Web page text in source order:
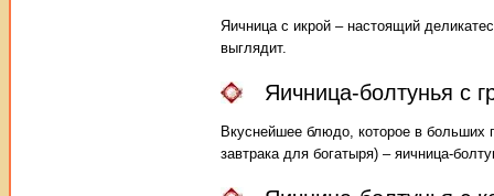
Яичница с икрой – настоящий
выглядит.
Яичница-болтунья с
Вкуснейшее блюдо, которое в больших
завтрака для богатыря) – яичница-